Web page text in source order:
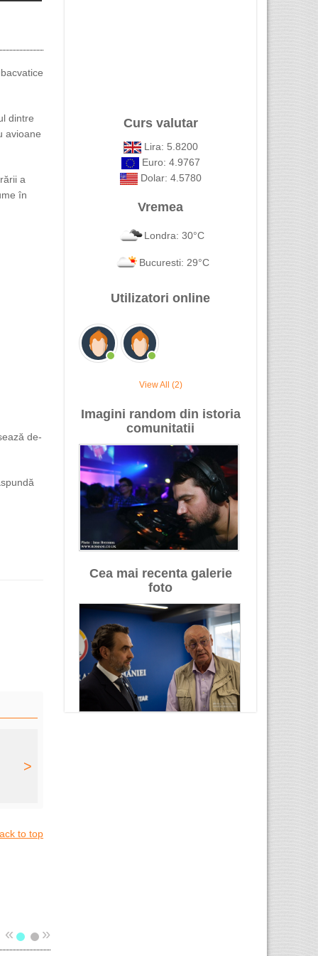
dintre
avioane
a
în
de-
>
to top
« »
Curs valutar
Lira: 5.8200
Euro: 4.9767
Dolar: 4.5780
Vremea
Londra: 30°C
Bucuresti: 29°C
Utilizatori online
View All (2)
Imagini random din istoria
comunitatii
Cea mai recenta galerie
foto